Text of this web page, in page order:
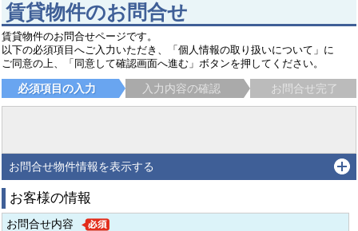
賃貸物件のお問合せ
賃貸物件のお問合せページです。
以下の必須項目へご入力いただき、「個人情報の取り扱いについて」に
ご同意の上、「同意して確認画面へ進む」ボタンを押してください。
必須項目の入力 入力内容の確認 お問合せ完了
お問合せ物件情報を表示する
お客様の情報
お問合せ内容